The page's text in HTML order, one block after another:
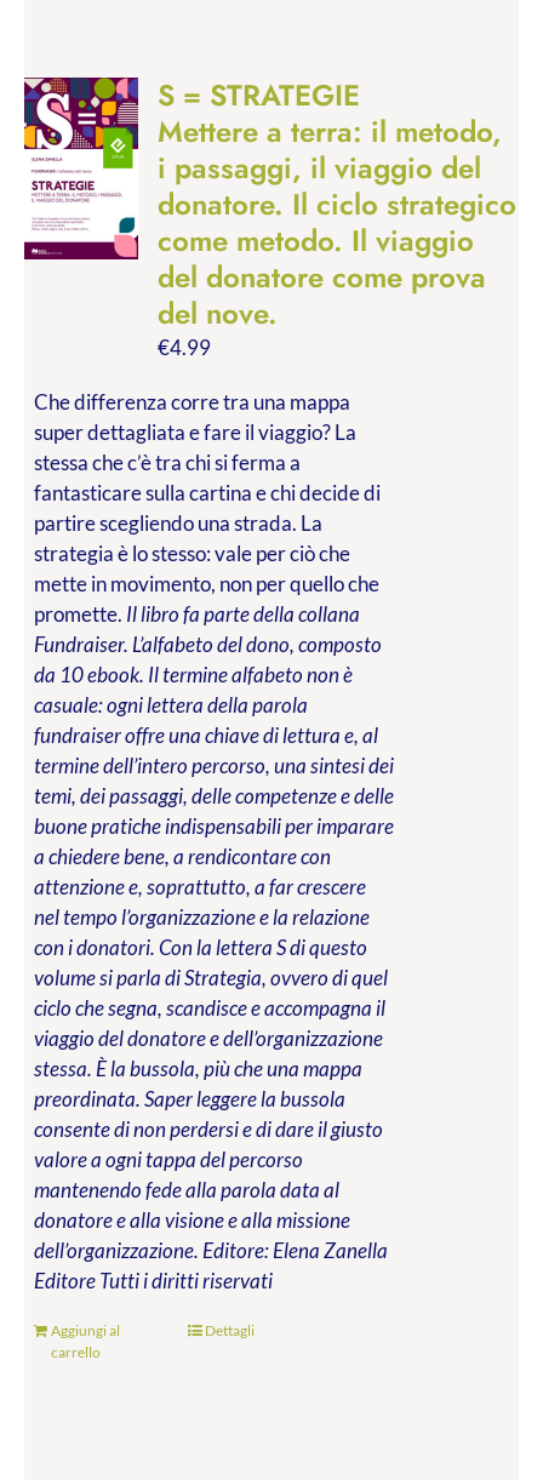
S = STRATEGIE
Mettere a terra: il metodo,
i passaggi, il viaggio del
donatore. Il ciclo strategico
come metodo. Il viaggio
del donatore come prova
del nove.
€4.99
Che differenza corre tra una mappa
super dettagliata e fare il viaggio? La
stessa che c’è tra chi si ferma a
fantasticare sulla cartina e chi decide di
partire scegliendo una strada. La
strategia è lo stesso: vale per ciò che
mette in movimento, non per quello che
promette. Il libro fa parte della collana
Fundraiser. L’alfabeto del dono, composto
da 10 ebook. Il termine alfabeto non è
casuale: ogni lettera della parola
fundraiser offre una chiave di lettura e, al
termine dell’intero percorso, una sintesi dei
temi, dei passaggi, delle competenze e delle
buone pratiche indispensabili per imparare
a chiedere bene, a rendicontare con
attenzione e, soprattutto, a far crescere
nel tempo l’organizzazione e la relazione
con i donatori. Con la lettera S di questo
volume si parla di Strategia, ovvero di quel
ciclo che segna, scandisce e accompagna il
viaggio del donatore e dell’organizzazione
stessa. È la bussola, più che una mappa
preordinata. Saper leggere la bussola
consente di non perdersi e di dare il giusto
valore a ogni tappa del percorso
mantenendo fede alla parola data al
donatore e alla visione e alla missione
dell’organizzazione. Editore: Elena Zanella
EditoreTutti i diritti riservati
Aggiungi al
carrello
Dettagli